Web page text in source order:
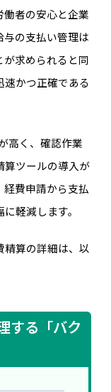
者の安心と企業
の支払い管理は
求められると同
かつ正確である
高く、確認作業
算ツールの導入が
経費申請から支払
軽減します。
精算の詳細は、以
する「バク